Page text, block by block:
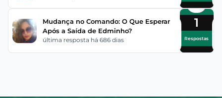
Mudança no Comando: O Que Esperar
Após a Saída de Edminho?
última resposta há 686 dias
1
Respostas